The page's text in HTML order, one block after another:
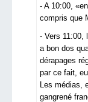
- A 10:00,
compris que
- Vers 11:00,
a bon dos
dérapages
par ce fait,
Les médias,
gangrené